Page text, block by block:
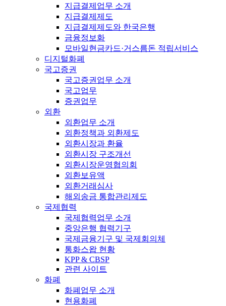
지급결제업무 소개
지급결제제도
지급결제제도와 한국은행
금융정보화
모바일현금카드·거스름돈 적립서비스
디지털화폐
국고증권
국고증권업무 소개
국고업무
증권업무
외환
외환업무 소개
외환정책과 외환제도
외환시장과 환율
외환시장 구조개선
외환시장운영협의회
외환보유액
외환거래심사
해외송금 통합관리제도
국제협력
국제협력업무 소개
중앙은행 협력기구
국제금융기구 및 국제회의체
통화스왑 현황
KPP & CBSP
관련 사이트
화폐
화폐업무 소개
현용화폐